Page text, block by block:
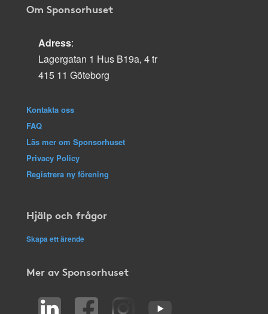
Om Sponsorhuset
Adress:
Lagergatan 1 Hus B19a, 4 tr
415 11 Göteborg
Kontakta oss
FAQ
Läs mer om Sponsorhuset
Privacy Policy
Registrera ny förening
Hjälp och frågor
Skapa ett ärende
Mer av Sponsorhuset